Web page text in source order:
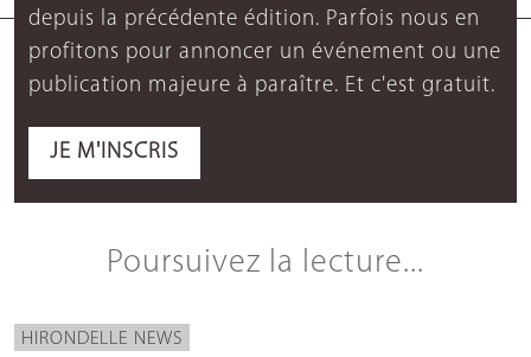
depuis la précédente édition. Parfois nous en
profitons pour annoncer un événement ou une
publication majeure à paraître. Et c'est gratuit.
JE M'INSCRIS
Poursuivez la lecture...
HIRONDELLE NEWS